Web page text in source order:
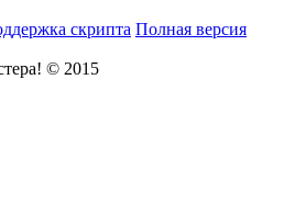
скрипта Полная версия
© 2015